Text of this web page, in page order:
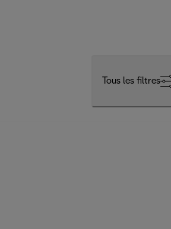
Tous les filtres